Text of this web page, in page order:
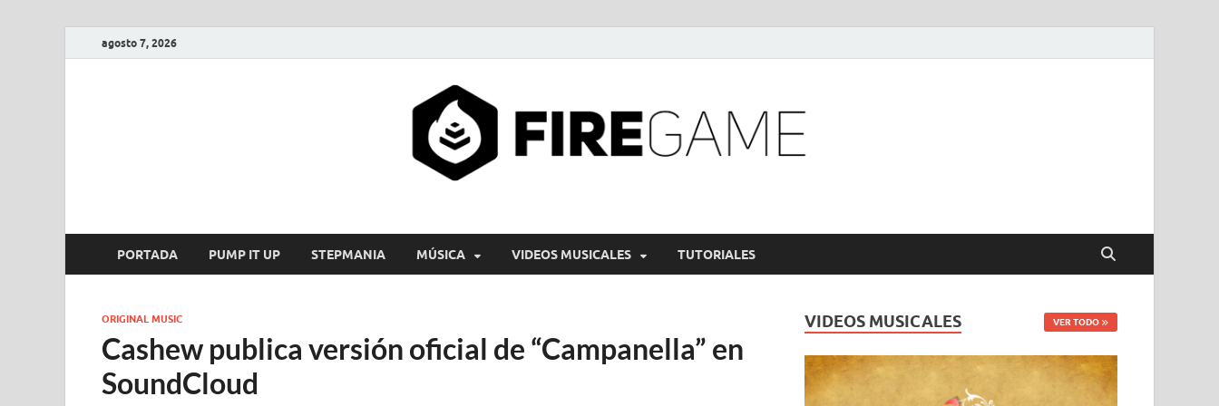
agosto 7, 2026
FIRE GAME
PORTADA PUMP IT UP STEPMANIA MÚSICA VIDEOS MUSICALES TUTORIALES
ORIGINAL MUSIC
Cashew publica versión oficial de “Campanella” en
SoundCloud
VIDEOS MUSICALES VER TODO